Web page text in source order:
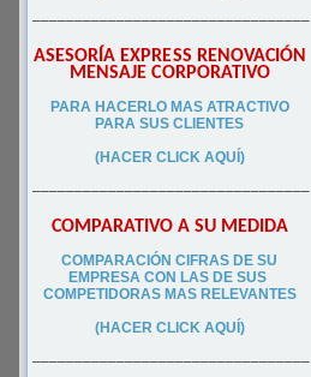
–––––––––––––––––––––––––––––––––
ASESORÍA EXPRESS RENOVACIÓN
MENSAJE CORPORATIVO
PARA HACERLO MAS ATRACTIVO
PARA SUS CLIENTES
(HACER CLICK AQUÍ)
–––––––––––––––––––––––––––––––––
COMPARATIVO A SU MEDIDA
COMPARACIÓN CIFRAS DE SU
EMPRESA CON LAS DE SUS
COMPETIDORAS MAS RELEVANTES
(HACER CLICK AQUÍ)
–––––––––––––––––––––––––––––––––